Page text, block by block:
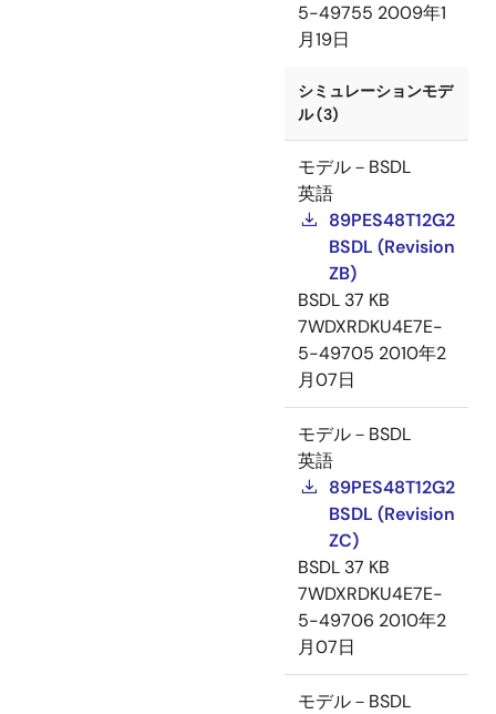
5-49755 2009年1
月19日
シミュレーションモデ
ル (3)
モデル－BSDL
英語
89PES48T12G2
BSDL (Revision
ZB)
BSDL 37 KB
7WDXRDKU4E7E-
5-49705 2010年2
月07日
モデル－BSDL
英語
89PES48T12G2
BSDL (Revision
ZC)
BSDL 37 KB
7WDXRDKU4E7E-
5-49706 2010年2
月07日
モデル－BSDL